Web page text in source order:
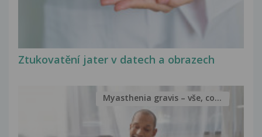
Ztukovatění jater v datech a obrazech
Myasthenia gravis – vše, co...